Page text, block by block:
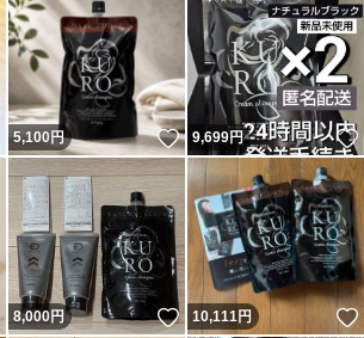
いいね！
5,100円 いいね！
9,699円
いいね！
8,000円 いいね！
10,111円